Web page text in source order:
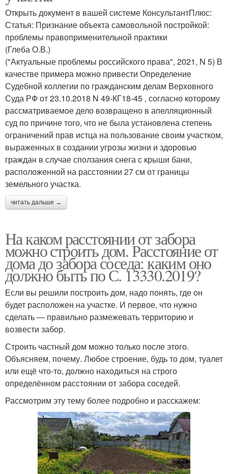
Открыть документ в вашей системе КонсультантПлюс:
Статья: Признание объекта самовольной постройкой:
проблемы правоприменительной практики
(Глеба О.В.)
("Актуальные проблемы российского права", 2021, N 5) В
качестве примера можно привести Определение
Судебной коллегии по гражданским делам Верховного
Суда РФ от 23.10.2018 N 49-КГ18-45 , согласно которому
рассматриваемое дело возвращено в апелляционный
суд по причине того, что не была установлена степень
ограничений прав истца на пользование своим участком,
выраженных в создании угрозы жизни и здоровью
граждан в случае сползания снега с крыши бани,
расположенной на расстоянии 27 см от границы
земельного участка.
читать дальше →
На каком расстоянии от забора
можно строить дом. Расстояние от
дома до забора соседа: каким оно
должно быть по С. 13330.2019?
Если вы решили построить дом, надо понять, где он
будет расположен на участке. И первое, что нужно
сделать ― правильно размежевать территорию и
возвести забор.
Строить частный дом можно только после этого.
Объясняем, почему. Любое строение, будь то дом, туалет
или ещё что-то, должно находиться на строго
определённом расстоянии от забора соседей.
Рассмотрим эту тему более подробно и расскажем: